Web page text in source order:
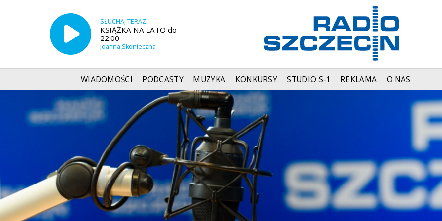
SŁUCHAJ TERAZ
KSIĄŻKA NA LATO do
22:00
Joanna Skonieczna
WIADOMOŚCI PODCASTY MUZYKA KONKURSY STUDIO S-1 REKLAMA O NAS